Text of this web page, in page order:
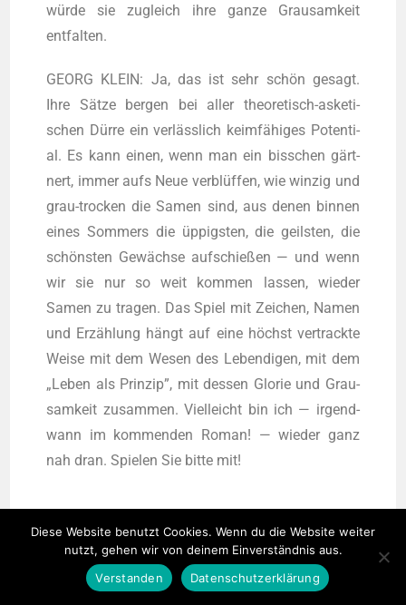
wür­de sie zugleich ihre gan­ze Grau­sam­keit
entfalten.
GEORG KLEIN: Ja, das ist sehr schön gesagt.
Ihre Sät­ze ber­gen bei aller theo­re­tisch-aske­ti­
schen Dür­re ein ver­läss­lich keim­fä­hi­ges Poten­ti­
al. Es kann einen, wenn man ein biss­chen gärt­
nert, immer aufs Neue ver­blüf­fen, wie win­zig und
grau-tro­cken die Samen sind, aus denen bin­nen
eines Som­mers die üppigs­ten, die geils­ten, die
schöns­ten Gewäch­se auf­schie­ßen — und wenn
wir sie nur so weit kom­men las­sen, wie­der
Samen zu tra­gen. Das Spiel mit Zei­chen, Namen
und Erzäh­lung hängt auf eine höchst ver­track­te
Wei­se mit dem Wesen des Leben­di­gen, mit dem
„Leben als Prin­zip”, mit des­sen Glo­rie und Grau­
sam­keit zusam­men. Viel­leicht bin ich — irgend­
wann im kom­men­den Roman! — wie­der ganz
nah dran. Spie­len Sie bit­te mit!
Diese Website benutzt Cookies. Wenn du die Website weiter
nutzt, gehen wir von deinem Einverständnis aus.
Verstanden
Datenschutzerklärung